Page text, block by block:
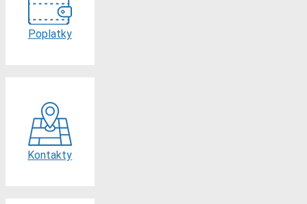
Poplatky
Kontakty